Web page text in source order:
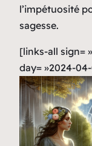
l’impétuosité
sagesse.
[links-all sign=
day= »2024-